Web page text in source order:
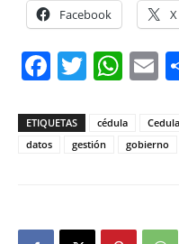
Facebook X
ETIQUETAS cédula
datos
gestión gobierno